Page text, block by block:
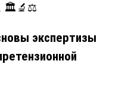
🏛️🔬⚖️
экспертизы